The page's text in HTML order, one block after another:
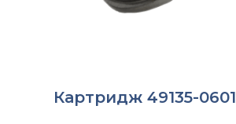
Картридж 49135-